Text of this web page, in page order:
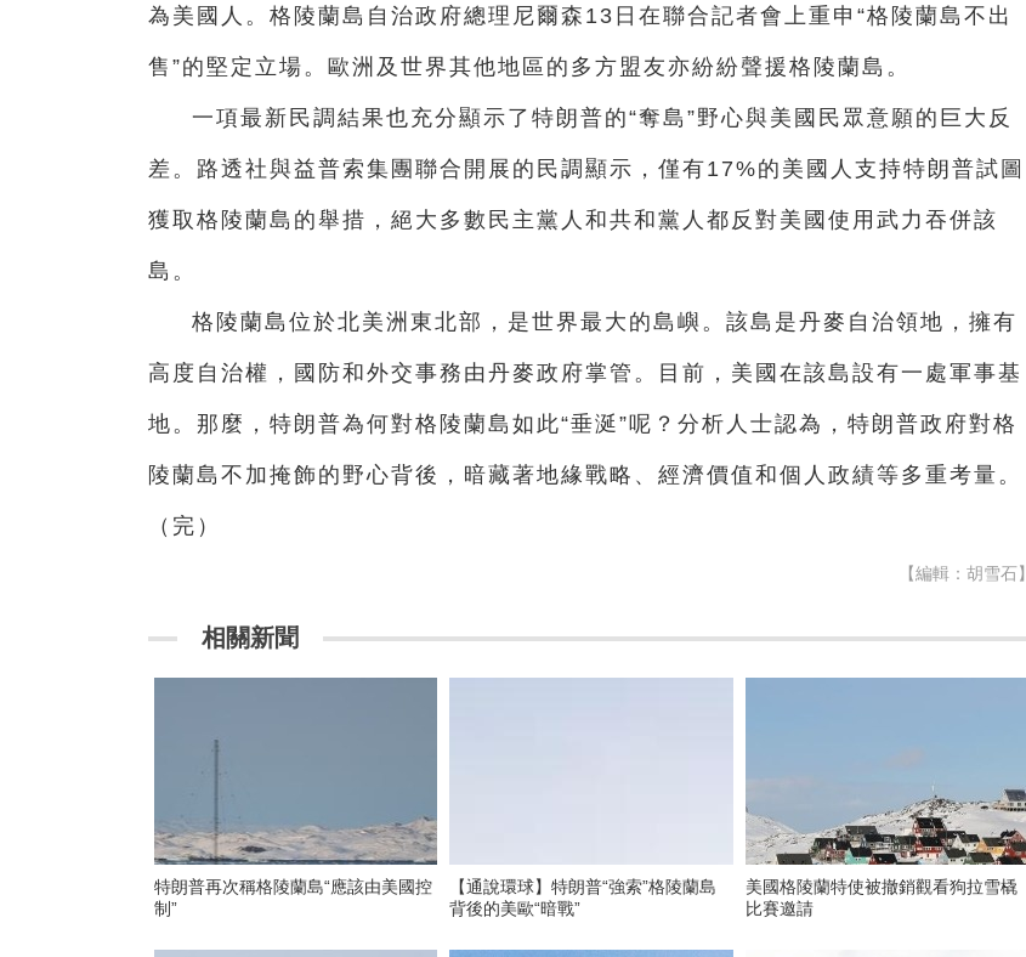
為美國人。格陵蘭島自治政府總理尼爾森13日在聯合記者會上重申“格陵蘭島不出
售”的堅定立場。歐洲及世界其他地區的多方盟友亦紛紛聲援格陵蘭島。
一項最新民調結果也充分顯示了特朗普的“奪島”野心與美國民眾意願的巨大反
差。路透社與益普索集團聯合開展的民調顯示，僅有17%的美國人支持特朗普試圖
獲取格陵蘭島的舉措，絕大多數民主黨人和共和黨人都反對美國使用武力吞併該
島。
格陵蘭島位於北美洲東北部，是世界最大的島嶼。該島是丹麥自治領地，擁有
高度自治權，國防和外交事務由丹麥政府掌管。目前，美國在該島設有一處軍事基
地。那麼，特朗普為何對格陵蘭島如此“垂涎”呢？分析人士認為，特朗普政府對格
陵蘭島不加掩飾的野心背後，暗藏著地緣戰略、經濟價值和個人政績等多重考量。
（完）
【編輯：胡雪石】
相關新聞
特朗普再次稱格陵蘭島“應該由美國控
制”
【通說環球】特朗普“強索”格陵蘭島
背後的美歐“暗戰”
美國格陵蘭特使被撤銷觀看狗拉雪橇
比賽邀請